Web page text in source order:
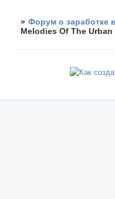
» Форум о заработке
Melodies Of The